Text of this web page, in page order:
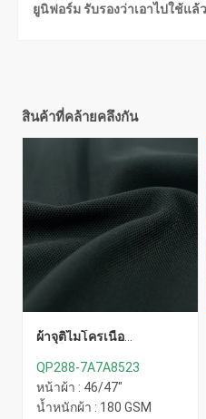
ยูนิฟอร์ม รับรองว่าเอาไปใช้แ
สินค้าที่คล้ายคลึงกัน
ผ้าจุติไมโครเนื้อ
QP288-7A7A8523
หน้าผ้า : 46/47"
น้ำหนักผ้า : 180 GSM